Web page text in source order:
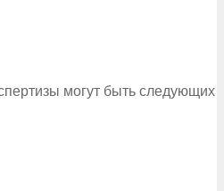
могут быть следующих